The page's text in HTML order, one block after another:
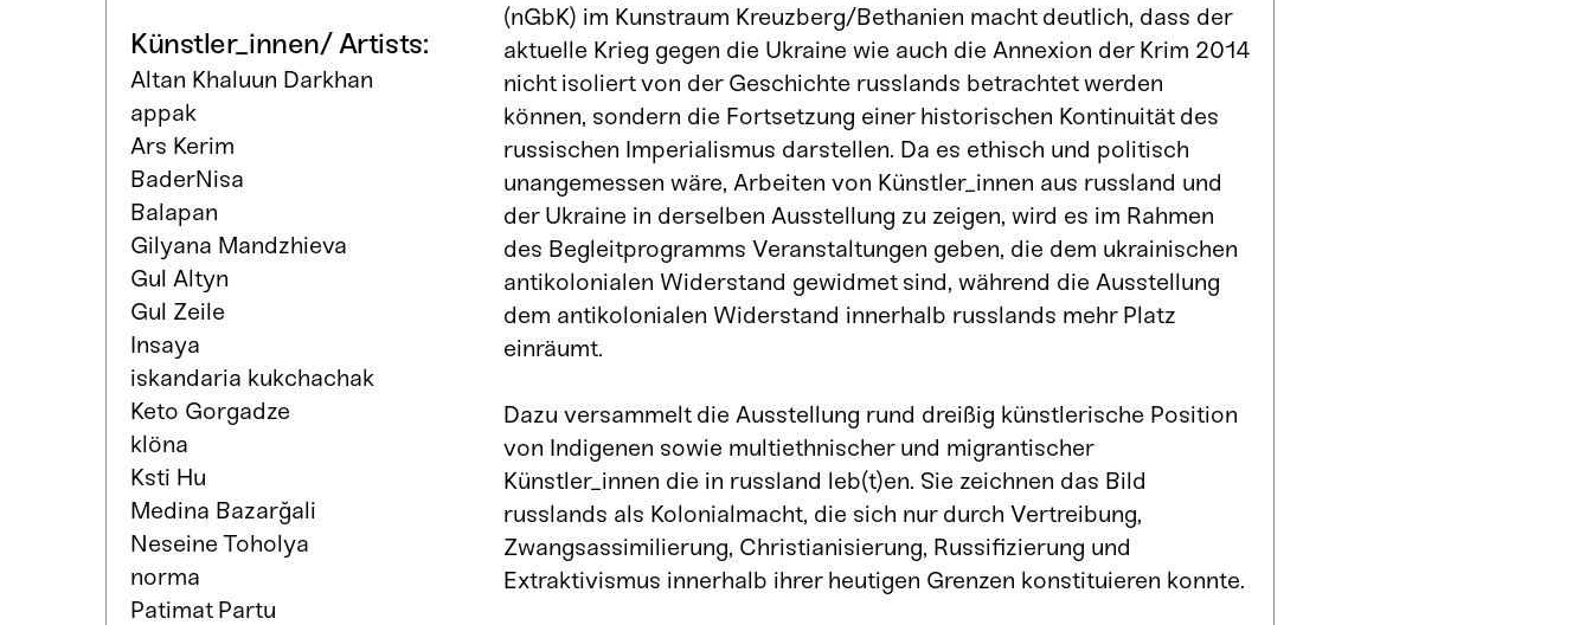
Künstler_innen/ Artists:
Altan Khaluun Darkhan
appak
Ars Kerim
BaderNisa
Balapan
Gilyana Mandzhieva
Gul Altyn
Gul Zeile
Insaya
iskandaria kukchachak
Keto Gorgadze
klöna
Ksti Hu
Medina Bazarğali
Neseine Toholya
norma
Patimat Partu
(nGbK) im Kunstraum Kreuzberg/Bethanien macht deutlich, dass der
aktuelle Krieg gegen die Ukraine wie auch die Annexion der Krim 2014
nicht isoliert von der Geschichte russlands betrachtet werden
können, sondern die Fortsetzung einer historischen Kontinuität des
russischen Imperialismus darstellen. Da es ethisch und politisch
unangemessen wäre, Arbeiten von Künstler_innen aus russland und
der Ukraine in derselben Ausstellung zu zeigen, wird es im Rahmen
des Begleitprogramms Veranstaltungen geben, die dem ukrainischen
antikolonialen Widerstand gewidmet sind, während die Ausstellung
dem antikolonialen Widerstand innerhalb russlands mehr Platz
einräumt.
Dazu versammelt die Ausstellung rund dreißig künstlerische Position
von Indigenen sowie multiethnischer und migrantischer
Künstler_innen die in russland leb(t)en. Sie zeichnen das Bild
russlands als Kolonialmacht, die sich nur durch Vertreibung,
Zwangsassimilierung, Christianisierung, Russifizierung und
Extraktivismus innerhalb ihrer heutigen Grenzen konstituieren konnte.